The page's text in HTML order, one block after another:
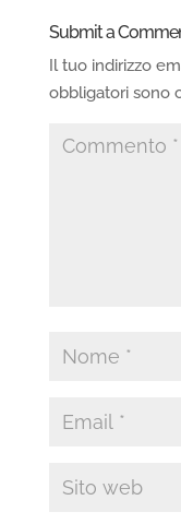
Submit a
Il tuo indirizzo
obbligatori sono